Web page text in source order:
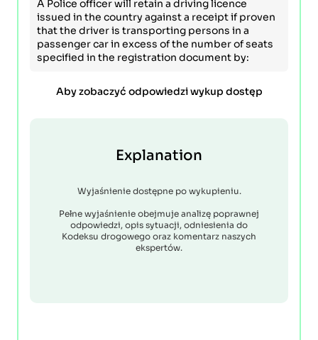
A Police officer will retain a driving licence
issued in the country against a receipt if proven
that the driver is transporting persons in a
passenger car in excess of the number of seats
specified in the registration document by:
Aby zobaczyć odpowiedzi wykup dostęp
Explanation
Wyjaśnienie dostępne po wykupieniu.
Pełne wyjaśnienie obejmuje analizę poprawnej
odpowiedzi, opis sytuacji, odniesienia do
Kodeksu drogowego oraz komentarz naszych
ekspertów.